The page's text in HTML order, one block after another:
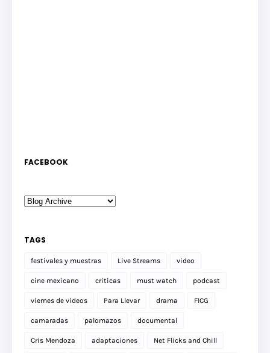
FACEBOOK
TAGS
festivales y muestras Live Streams video
cine mexicano criticas must watch podcast
viernes de videos Para Llevar drama FICG
camaradas palomazos documental
Cris Mendoza adaptaciones Net Flicks and Chill